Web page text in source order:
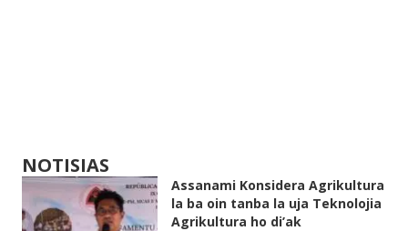
NOTISIAS
Assanami Konsidera Agrikultura
la ba oin tanba la uja Teknolojia
Agrikultura ho di’ak